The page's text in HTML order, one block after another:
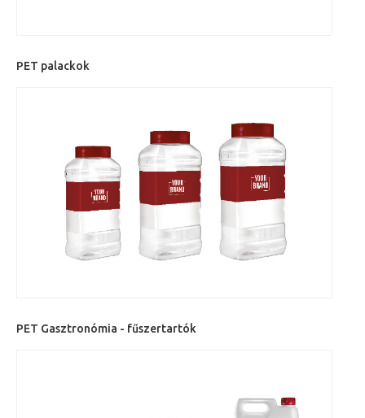
PET palackok
PET Gasztronómia - fűszertartók